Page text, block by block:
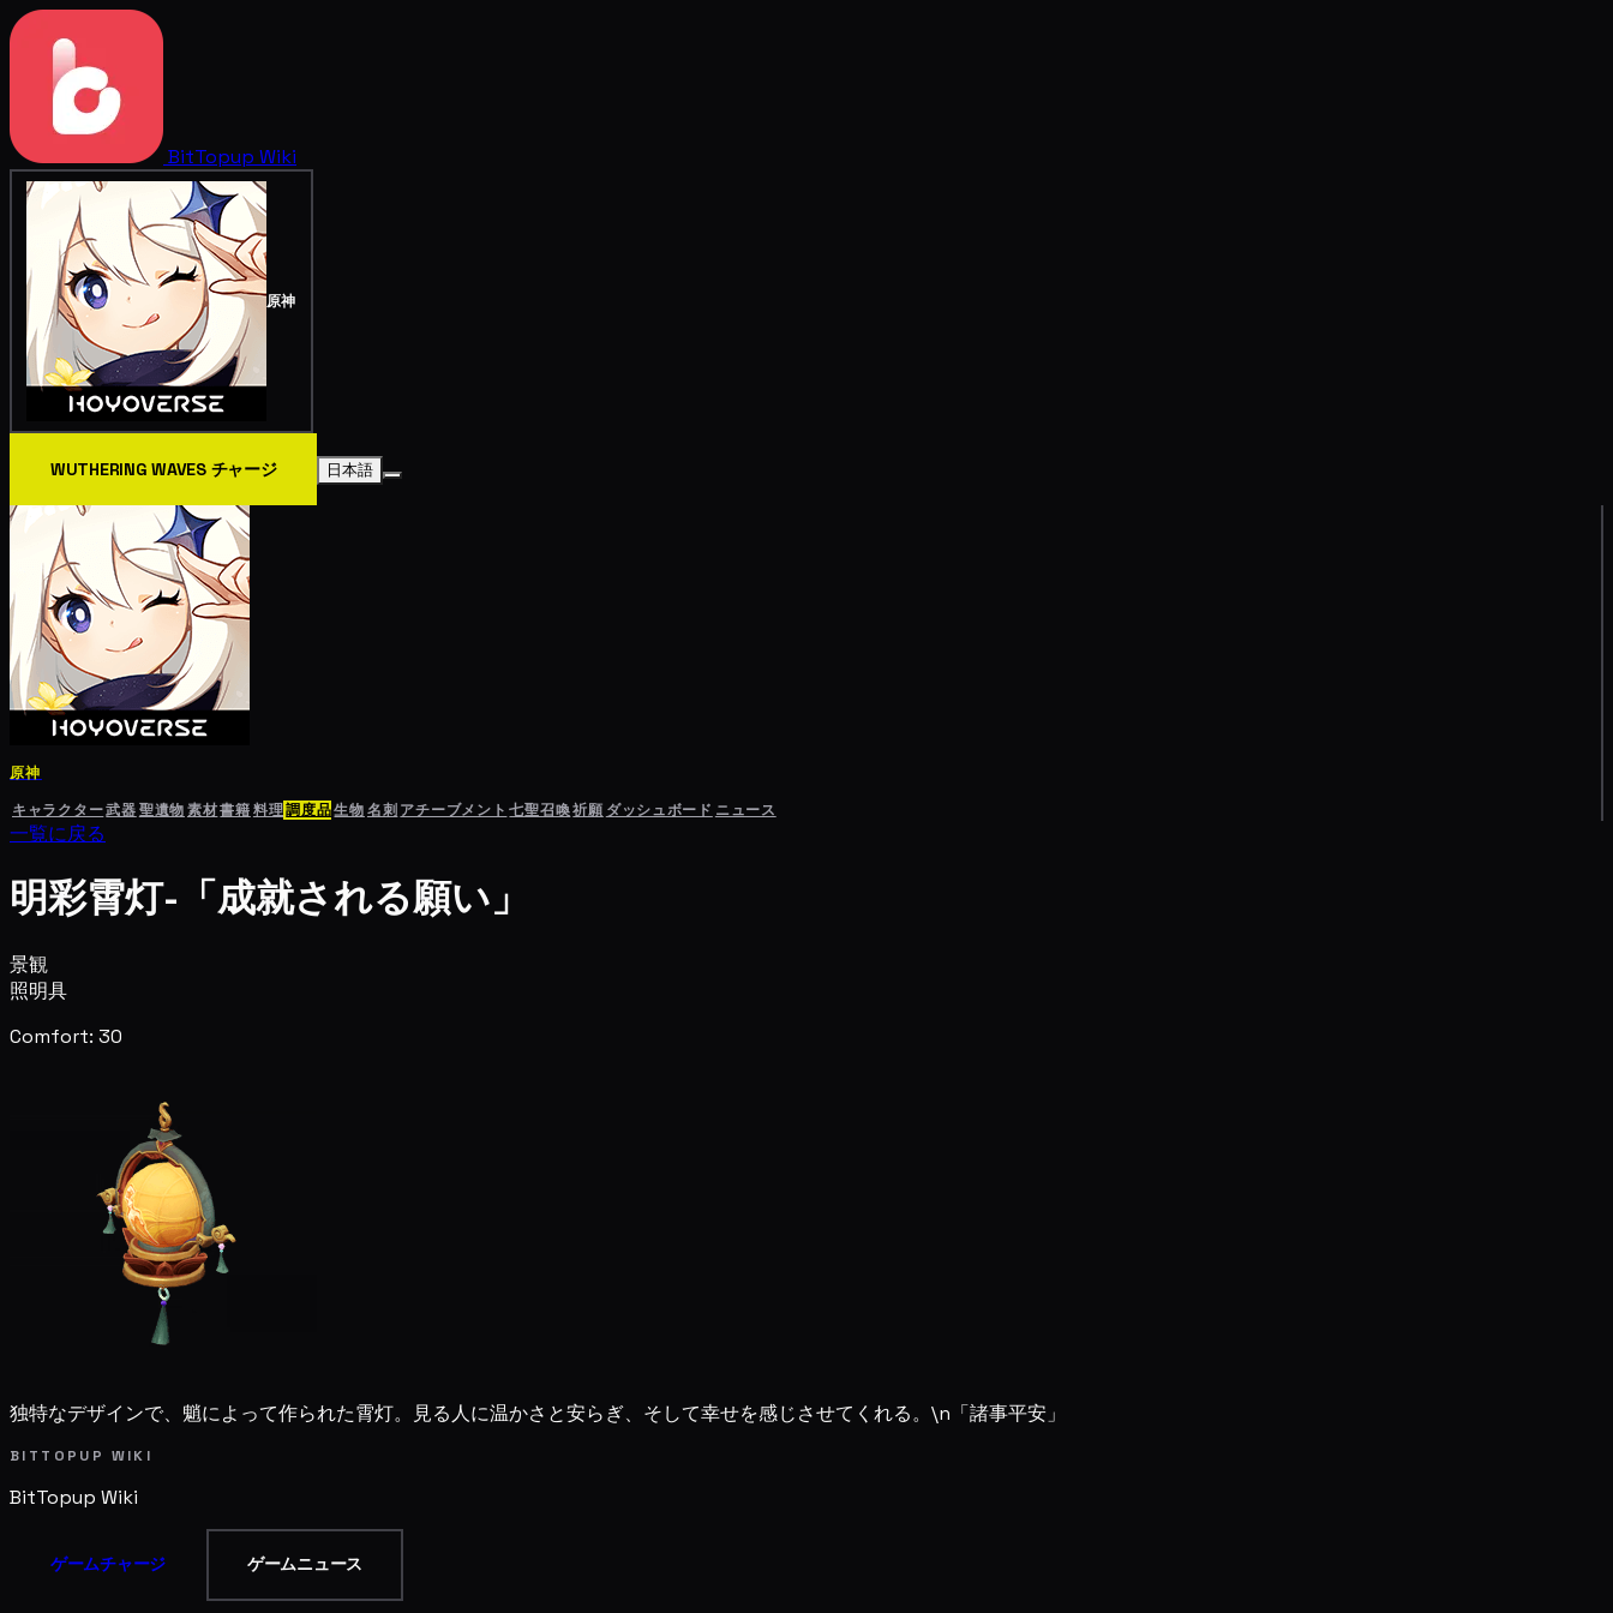
BitTopup Wiki
原神
WUTHERING WAVES チャージ 日本語
原神
キャラクター武器聖遺物素材書籍料理調度品生物名刺 アチーブメント 七聖召喚祈願 ダッシュボード ニュース
一覧に戻る
明彩霄灯-「成就される願い」
景観
照明具
Comfort: 30
独特なデザインで、魈によって作られた霄灯。見る人に温かさと安らぎ、そして幸せを感じさせてくれる。\n「諸事平安」
BITTOPUP WIKI
BitTopup Wiki
ゲームチャージ ゲームニュース